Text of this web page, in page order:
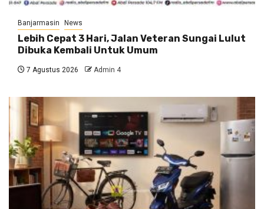
Banjarmasin News
Lebih Cepat 3 Hari, Jalan Veteran Sungai Lulut
Dibuka Kembali Untuk Umum
7 Agustus 2026 Admin 4